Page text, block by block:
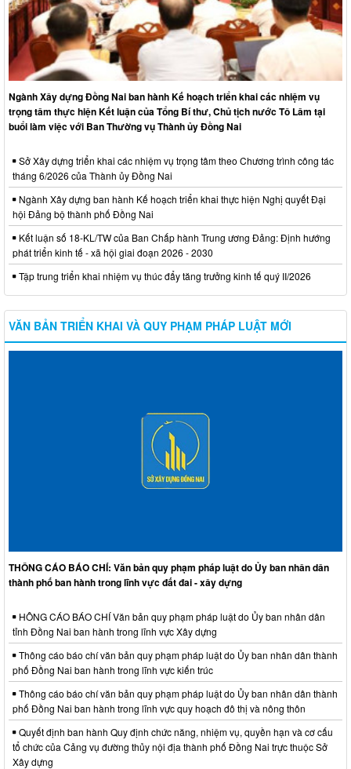
Ngành Xây dựng Đồng Nai ban hành Kế hoạch triển khai các nhiệm vụ
trọng tâm thực hiện Kết luận của Tổng Bí thư, Chủ tịch nước Tô Lâm tại
buổi làm việc với Ban Thường vụ Thành ủy Đồng Nai
Sở Xây dựng triển khai các nhiệm vụ trọng tâm theo Chương trình công tác
tháng 6/2026 của Thành ủy Đồng Nai
Ngành Xây dựng ban hành Kế hoạch triển khai thực hiện Nghị quyết Đại
hội Đảng bộ thành phố Đồng Nai
Kết luận số 18-KL/TW của Ban Chấp hành Trung ương Đảng: Định hướng
phát triển kinh tế - xã hội giai đoạn 2026 - 2030
Tập trung triển khai nhiệm vụ thúc đẩy tăng trưởng kinh tế quý II/2026
VĂN BẢN TRIỂN KHAI VÀ QUY PHẠM PHÁP LUẬT MỚI
THÔNG CÁO BÁO CHÍ: Văn bản quy phạm pháp luật do Ủy ban nhân dân
thành phố ban hành trong lĩnh vực đất đai - xây dựng
HÔNG CÁO BÁO CHÍ Văn bản quy phạm pháp luật do Ủy ban nhân dân
tỉnh Đồng Nai ban hành trong lĩnh vực Xây dựng
Thông cáo báo chí văn bản quy phạm pháp luật do Ủy ban nhân dân thành
phố Đồng Nai ban hành trong lĩnh vực kiến trúc
Thông cáo báo chí văn bản quy phạm pháp luật do Ủy ban nhân dân thành
phố Đồng Nai ban hành trong lĩnh vực quy hoạch đô thị và nông thôn
Quyết định ban hành Quy định chức năng, nhiệm vụ, quyền hạn và cơ cấu
tổ chức của Cảng vụ đường thủy nội địa thành phố Đồng Nai trực thuộc Sở
Xây dựng